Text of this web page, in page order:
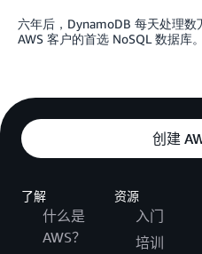
六年后，DynamoDB 每天处理
AWS 客户的首选 NoSQL 数据库。
创建
了解
什么是
AWS？
资源
入门
培训